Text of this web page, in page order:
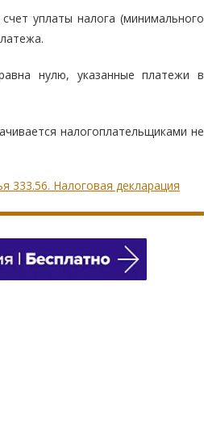
уплаты налога (минимального
нулю, указанные платежи в
налогоплательщиками не
333.56. Налоговая декларация